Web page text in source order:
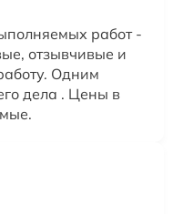
работ -
отзывчивые и
Одним
дела . Цены в